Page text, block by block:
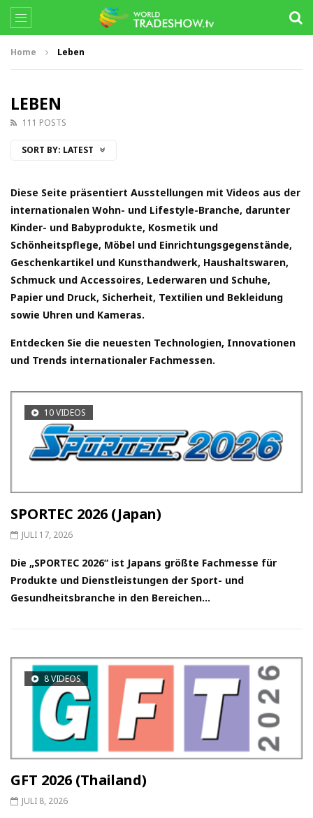
Home Leben
LEBEN
111 POSTS
SORT BY: LATEST
Diese Seite präsentiert Ausstellungen mit Videos aus der
internationalen Wohn- und Lifestyle-Branche, darunter
Kinder- und Babyprodukte, Kosmetik und
Schönheitspflege, Möbel und Einrichtungsgegenstände,
Geschenkartikel und Kunsthandwerk, Haushaltswaren,
Schmuck und Accessoires, Lederwaren und Schuhe,
Papier und Druck, Sicherheit, Textilien und Bekleidung
sowie Uhren und Kameras.
Entdecken Sie die neuesten Technologien, Innovationen
und Trends internationaler Fachmessen.
10 VIDEOS
SPORTEC 2026 (Japan)
JULI 17, 2026
Die „SPORTEC 2026“ ist Japans größte Fachmesse für
Produkte und Dienstleistungen der Sport- und
Gesundheitsbranche in den Bereichen...
8 VIDEOS
GFT 2026 (Thailand)
JULI 8, 2026